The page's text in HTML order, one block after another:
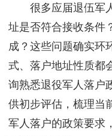
很多应届退伍军人
址是否符合接收条件
成？这些问题确实
式、落户地址性质都
询熟悉退役军人落户
供初步评估，梳理当
军人落户的政策要求